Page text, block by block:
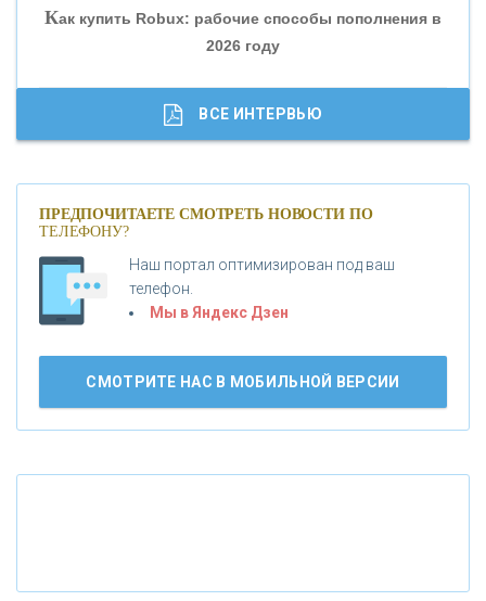
«ГАЗПРОМБАНК»
«МОСКОВСКИЙ КРЕДИТНЫЙ БАНК»
«БАНК ВОЗРОЖДЕНИЕ»
АО «КРЕДИТ ЕВРОПА БАНК»
Как купить Robux: рабочие способы пополнения в
2026 году
Банки.ру обновил логотип впервые за 19 лет -
ВСЕ ИНТЕРВЬЮ
ПРЕДПОЧИТАЕТЕ СМОТРЕТЬ НОВОСТИ ПО
ТЕЛЕФОНУ?
Наш портал оптимизирован под ваш
телефон.
Мы в Яндекс Дзен
СМОТРИТЕ НАС В МОБИЛЬНОЙ ВЕРСИИ